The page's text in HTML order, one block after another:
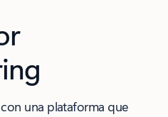
una plataforma que